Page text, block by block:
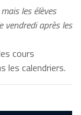
les élèves
vendredi après les
cours
les calendriers.